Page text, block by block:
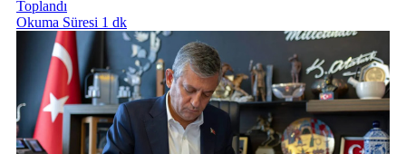
Toplandı
Okuma Süresi 1 dk